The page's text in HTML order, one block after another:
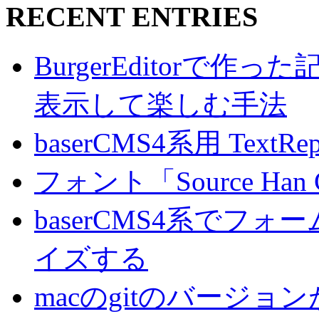
RECENT ENTRIES
BurgerEditorで作った
表示して楽しむ手法
baserCMS4系用
フォント「Source
baserCMS4系でフォ
イズする
macのgitのバージョ